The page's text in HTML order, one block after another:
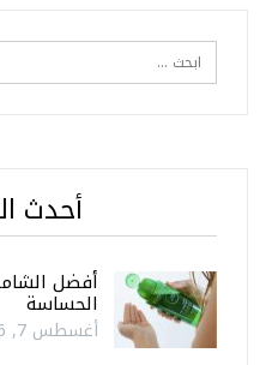
أحدث
أفضل
الحساسة
أغسطس 7, 2026